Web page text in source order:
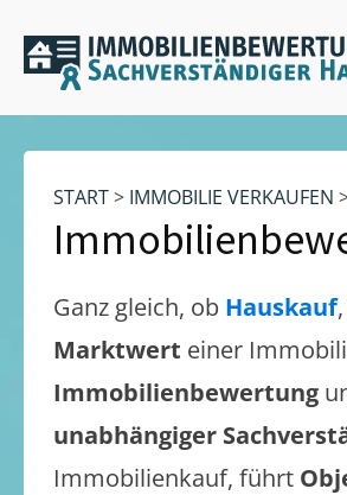
START> IMMOBILIE VERKAUFEN
Ganz gleich, ob Hauskauf,
Marktwert einer
Immobilienbewertung
unabhängiger
Immobilienkauf, führt